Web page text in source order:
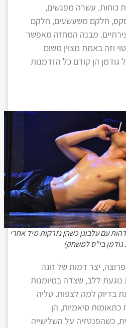
כוחות. עשרה מפגשים,
חלקם משעשעים, חלקם
מבנה המחזה מאפשר
וזה באמת מצוין משום
הן קודם כל הזדמנות
עם עלבונן כשהן נזרקות מיד אחרי
גודמן בי"ס למשחק)
יצר דמות של זונה
נוגעת ללב, שצדה במיומנות
בדיוק למה לצפות. טליה
כתאומות סיאמיות, הן
כשהפנטזיה על השלישייה